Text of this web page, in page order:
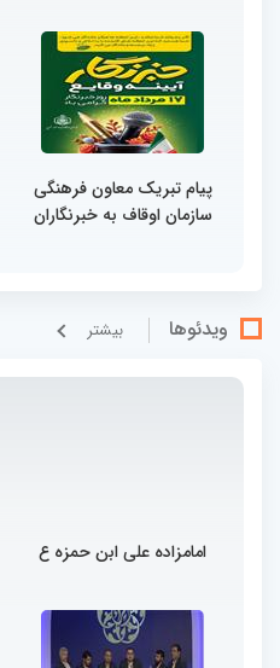
پیام تبریک معاون فرهنگی
سازمان اوقاف به خبرنگاران
ویدئوها بيشتر
امامزاده علی ابن حمزه ع